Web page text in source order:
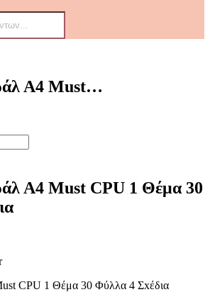
Α4 Must…
Α4 Must CPU 1 Θέμα 30
CPU 1 Θέμα 30 Φύλλα 4 Σxέδια